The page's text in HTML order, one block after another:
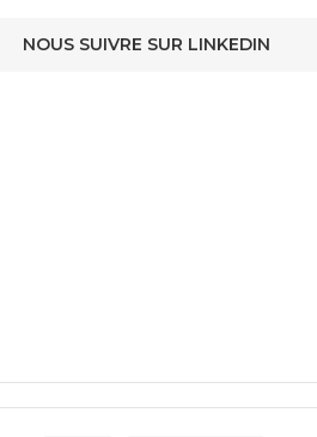
NOUS SUIVRE SUR LINKEDIN